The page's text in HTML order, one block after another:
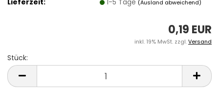
(Ausland abweichend)
0,19 EUR
inkl. 19% MwSt. zzgl.Versand
Stück:
Stück